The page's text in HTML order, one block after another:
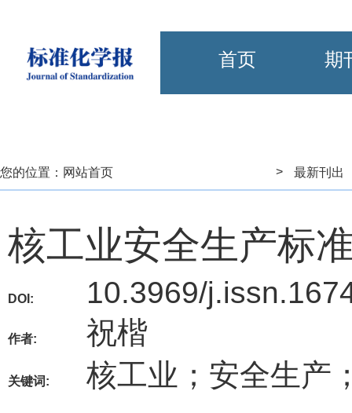
首页 期
您的位置： 网站首页 > 最新刊出
核工业安全生产标
DOI: 10.3969/
作者: 祝楷
关键词: 核工业；安全生产